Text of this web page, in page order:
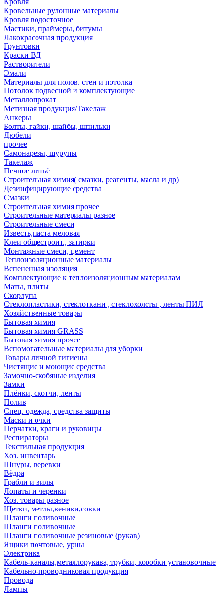
Кровля
Кровельные рулонные материалы
Кровля водосточное
Мастики, праймеры, битумы
Лакокрасочная продукция
Грунтовки
Краски ВД
Растворители
Эмали
Материалы для полов, стен и потолка
Потолок подвесной и комплектующие
Металлопрокат
Метизная продукция/Такелаж
Анкеры
Болты, гайки, шайбы, шпильки
Дюбели
прочее
Самонарезы, шурупы
Такелаж
Печное литьё
Строительная химия( смазки, реагенты, масла и др)
Дезинфицирующие средства
Смазки
Строительная химия прочее
Строительные материалы разное
Строительные смеси
Известь,паста меловая
Клеи общестроит., затирки
Монтажные смеси, цемент
Теплоизоляционные материалы
Вспененная изоляция
Комплектующие к теплоизоляционным материалам
Маты, плиты
Скорлупа
Стеклопластики, стеклоткани , стеклохолсты , ленты ПИЛ
Хозяйственные товары
Бытовая химия
Бытовая химия GRASS
Бытовая химия прочее
Вспомогательные материалы для уборки
Товары личной гигиены
Чистящие и моющие средства
Замочно-скобяные изделия
Замки
Плёнки, скотчи, ленты
Полив
Спец. одежда, средства защиты
Маски и очки
Перчатки, краги и руковицы
Респираторы
Текстильная продукция
Хоз. инвентарь
Шнуры, веревки
Вёдра
Грабли и вилы
Лопаты и черенки
Хоз. товары разное
Щетки, метлы,веники,совки
Шланги поливочные
Шланги поливочные
Шланги поливочные резиновые (рукав)
Ящики почтовые, урны
Электрика
Кабель-каналы,металлорукава, трубки, коробки установочные
Кабельно-проводниковая продукция
Провода
Лампы